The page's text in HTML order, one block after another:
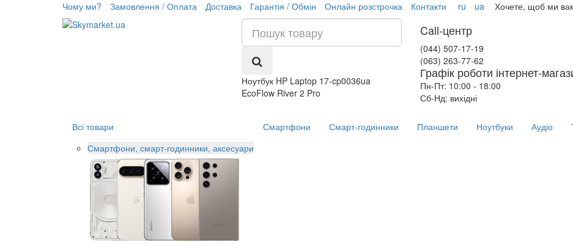
Чому ми? Замовлення / Оплата Доставка Гарантія / Обмін Онлайн розстрочка Контакти ru ua Хочете, щоб ми
Ноутбук HP Laptop 17-cp0036ua
EcoFlow River 2 Pro
Call-центр
(044) 507-17-19
(063) 263-77-62
Графік роботи інтернет-
Пн-Пт: 10:00 - 18:00
Сб-Нд: вихідні
Всі товари
Смартфони, смарт-годинники, аксесуари
Смартфони Смарт-годинники Планшети Ноутбуки Аудіо